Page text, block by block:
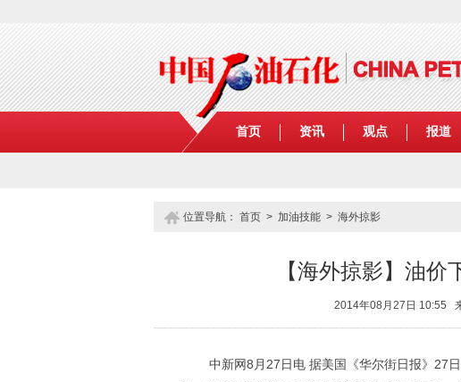
首页 资讯 观点 报道
位置导航： 首页 > 加油技能 > 海外掠影
【海外掠影】油
2014年08月27日 10:55
中新网8月27日电 据美国《华尔街日报》27日